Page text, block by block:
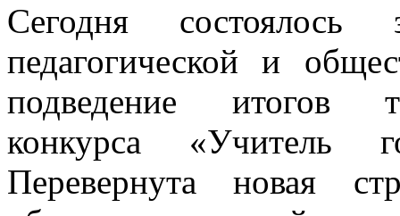
Сегодня состоялось
педагогической и
подведение итогов
конкурса
Перевернута новая